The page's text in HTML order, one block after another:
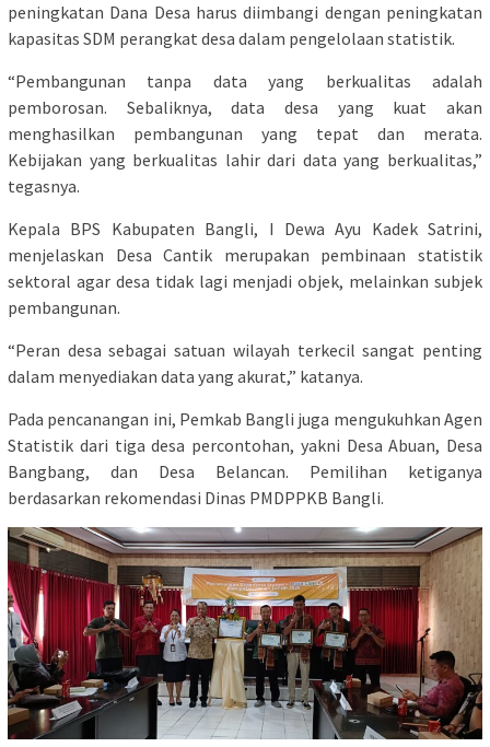
peningkatan Dana Desa harus diimbangi dengan peningkatan
kapasitas SDM perangkat desa dalam pengelolaan statistik.
“Pembangunan tanpa data yang berkualitas adalah
pemborosan. Sebaliknya, data desa yang kuat akan
menghasilkan pembangunan yang tepat dan merata.
Kebijakan yang berkualitas lahir dari data yang berkualitas,”
tegasnya.
Kepala BPS Kabupaten Bangli, I Dewa Ayu Kadek Satrini,
menjelaskan Desa Cantik merupakan pembinaan statistik
sektoral agar desa tidak lagi menjadi objek, melainkan subjek
pembangunan.
“Peran desa sebagai satuan wilayah terkecil sangat penting
dalam menyediakan data yang akurat,” katanya.
Pada pencanangan ini, Pemkab Bangli juga mengukuhkan Agen
Statistik dari tiga desa percontohan, yakni Desa Abuan, Desa
Bangbang, dan Desa Belancan. Pemilihan ketiganya
berdasarkan rekomendasi Dinas PMDPPKB Bangli.